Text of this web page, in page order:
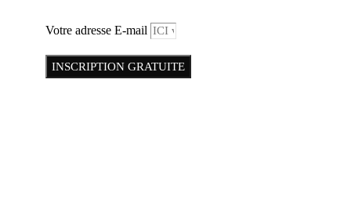
Votre adresse E-mail
INSCRIPTION GRATUITE